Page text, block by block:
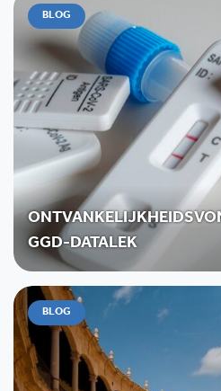
BLOG
GGD-DATALEK
BLOG